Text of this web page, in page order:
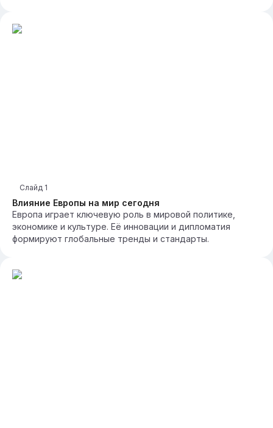
Влияние Европы на мир сегодня
Слайд 1
Европа играет ключевую роль в мировой политике,
экономике и культуре. Её инновации и дипломатия
формируют глобальные тренды и стандарты.